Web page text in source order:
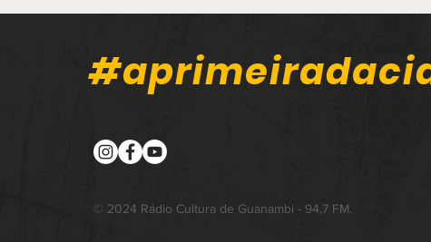
sal tomba na BR-030, em
© 2024 Rádio Cultura de Guanambi - 94,7 FM.